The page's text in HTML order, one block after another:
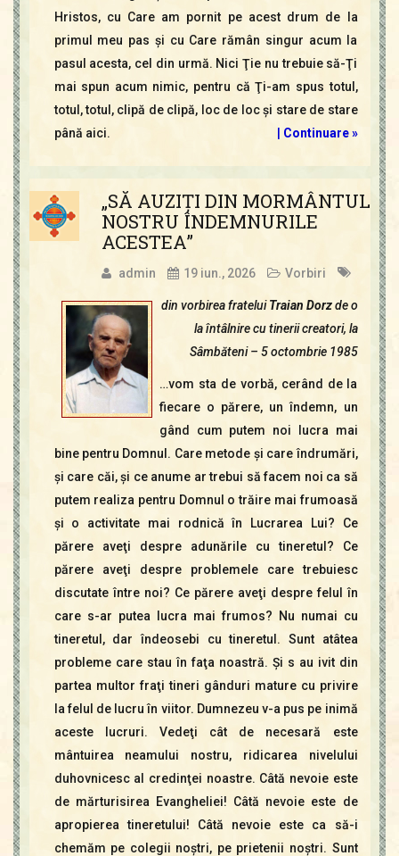
Hristos, cu Care am pornit pe acest drum de la
primul meu pas şi cu Care rămân singur acum la
pasul acesta, cel din urmă. Nici Ţie nu trebuie să-Ţi
mai spun acum nimic, pentru că Ţi-am spus totul,
totul, totul, clipă de clipă, loc de loc şi stare de stare
până aici.
Continuare »
„SĂ AUZIŢI DIN MORMÂNTUL
NOSTRU ÎNDEMNURILE
ACESTEA”
admin 19 iun., 2026 Vorbiri
din vorbirea frateluiTraian Dorzde o
la întâlnire cu tinerii creatori, la
Sâmbăteni – 5 octombrie 1985
…vom sta de vorbă, cerând de la
fiecare o părere, un îndemn, un
gând cum putem noi lucra mai
bine pentru Domnul. Care metode şi care îndrumări,
şi care căi, şi ce anume ar trebui să facem noi ca să
putem realiza pentru Domnul o trăire mai frumoasă
şi o activitate mai rodnică în Lucrarea Lui? Ce
părere aveţi despre adunările cu tineretul? Ce
părere aveţi despre problemele care trebuiesc
discutate între noi? Ce părere aveţi despre felul în
care s-ar putea lucra mai frumos? Nu numai cu
tineretul, dar îndeosebi cu tineretul. Sunt atâtea
probleme care stau în faţa noastră. Şi s au ivit din
partea multor fraţi tineri gânduri mature cu privire
la felul de lucru în viitor. Dumnezeu v-a pus pe inimă
aceste lucruri. Vedeţi cât de necesară este
mântuirea neamului nostru, ridicarea nivelului
duhovnicesc al credinţei noastre. Câtă nevoie este
de mărturisirea Evangheliei! Câtă nevoie este de
apropierea tineretului! Câtă nevoie este ca să-i
chemăm pe colegii noştri, pe prietenii noştri. Sunt